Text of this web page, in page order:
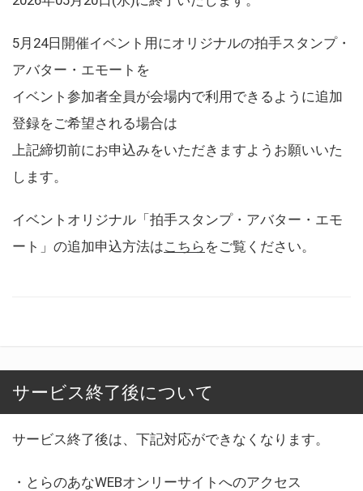
5月24日開催イベント用にオリジナルの拍手スタンプ・
アバター・エモートを
イベント参加者全員が会場内で利用できるように追加
登録をご希望される場合は
上記締切前にお申込みをいただきますようお願いいた
します。
イベントオリジナル「拍手スタンプ・アバター・エモ
ート」の追加申込方法はこちら をご覧ください。
サービス終了後について
サービス終了後は、下記対応ができなくなります。
・とらのあなWEBオンリーサイトへのアクセス